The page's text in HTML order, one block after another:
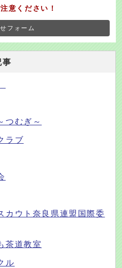
意ください！
フォーム
事
つむぎ～
ラブ
カウト奈良県連盟国際委
茶道教室
ル